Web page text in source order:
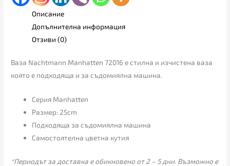
Описание
Допълнителна информация
Отзиви (0)
Ваза Nachtmann Manhatten 72016 е стилна и изчистена ваза
която е подходяща и за съдомиялна машина.
Серия Manhatten
Размер: 25cm
Подходяща за съдомиялна машина
Самостоятелна цветна кутия
*Периодът за доставка е обикновено от 2 – 5 дни. Възможно е